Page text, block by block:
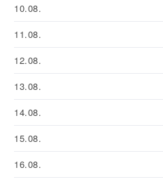
10.08.
11.08.
12.08.
13.08.
14.08.
15.08.
16.08.